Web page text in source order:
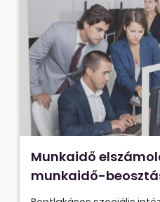
Munkaidő
munkaidő-